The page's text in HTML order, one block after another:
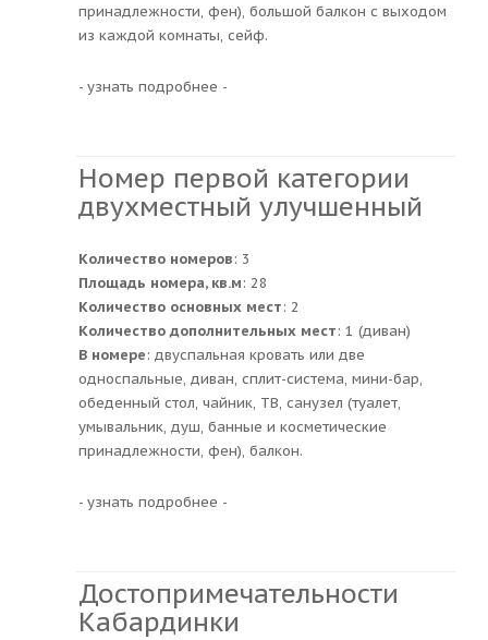
принадлежности, фен), большой балкон с выходом
из каждой комнаты, сейф.
- узнать подробнее -
Номер первой категории
двухместный улучшенный
Количество номеров: 3
Площадь номера, кв.м: 28
Количество основных мест: 2
Количество дополнительных мест: 1 (диван)
В номере: двуспальная кровать или две
односпальные, диван, сплит-система, мини-бар,
обеденный стол, чайник, ТВ, санузел (туалет,
умывальник, душ, банные и косметические
принадлежности, фен), балкон.
- узнать подробнее -
Достопримечательности
Кабардинки